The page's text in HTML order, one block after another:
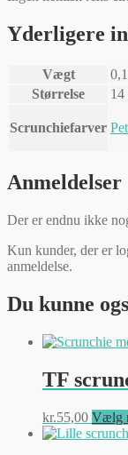
Yderligere
Vægt
Størrelse
14
Scrunchiefarver
Anmeldelser
Der er endnu ikke
Kun kunder, der er
anmeldelse.
Du kunne
TF
kr.55,00 Vælg